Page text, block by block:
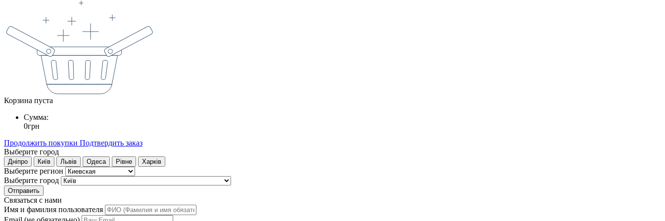
Корзина пуста
Сумма:
0грн
Продолжить покупки Подтвердить заказ
Выберите город
Дніпро Київ Львів Одеса Рівне Харків
Выберите регион
Выберите город
Отправить
Связаться с нами
Имя и фамилия пользователя